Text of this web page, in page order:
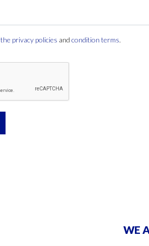
the privacy policies and condition terms.
WE